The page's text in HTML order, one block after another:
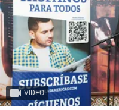
VIDEO